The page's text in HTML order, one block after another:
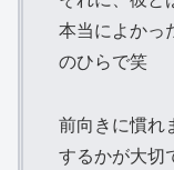
本当によか
のひらで笑
前向きに慣れ
するかが大切